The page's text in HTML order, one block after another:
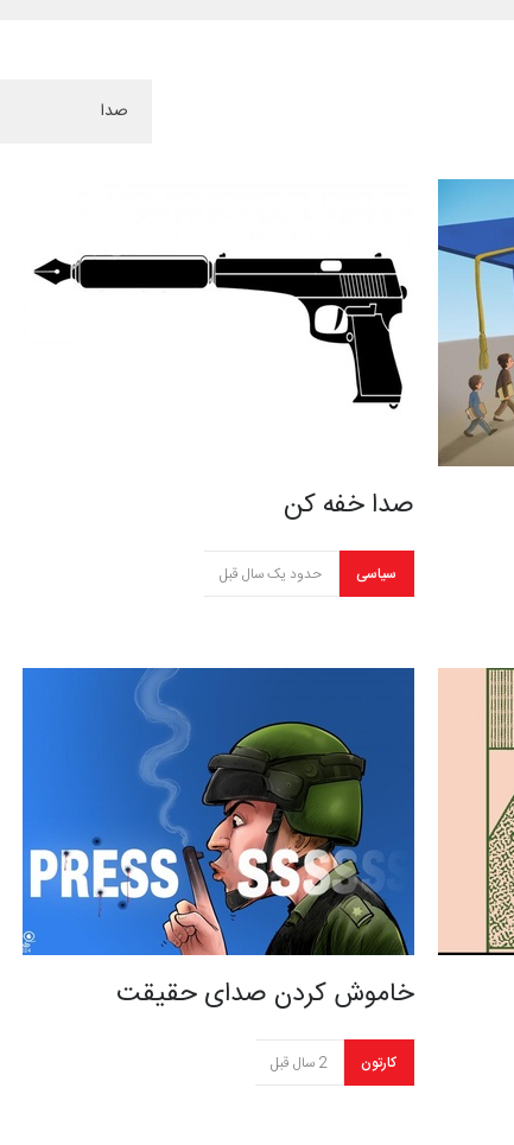
صدا خفه کن
سیاسی حدود یک سال قبل
خاموش کردن صدای حقیقت
کارتون 2 سال قبل